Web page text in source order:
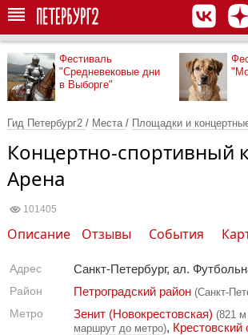
Фестиваль
"Средневековые дни
в Выборге"
Гид Петербург2 / Места / Площадки и
Концертно-спортивный
Арена
101405
Описание Отзывы События
Адрес Санкт-Петербург, ал.
Район Петроградский район (Санкт-
Метро Зенит (Новокрестовская) (821 м
маршрут до метро), Крестовский